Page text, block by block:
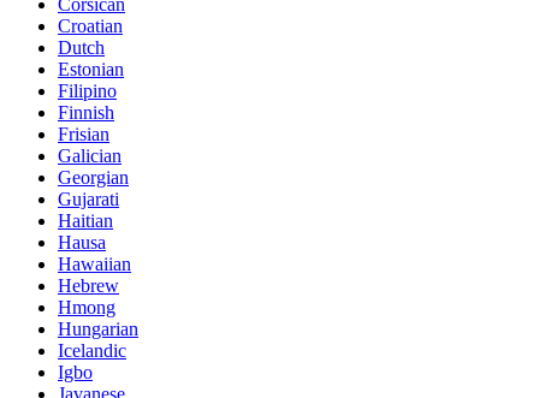
Corsican
Croatian
Dutch
Estonian
Filipino
Finnish
Frisian
Galician
Georgian
Gujarati
Haitian
Hausa
Hawaiian
Hebrew
Hmong
Hungarian
Icelandic
Igbo
Javanese